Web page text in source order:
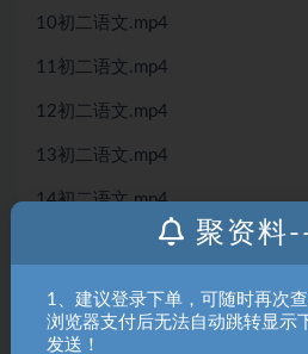
10初二语文.mp4
11初二语文.mp4
12初二语文.mp4
13初二语文.mp4
14初二语文.mp4
15初二语文.mp4
16初二语文.mp4
2021春季_初二语文_锦囊妙记9-
聚资料
1、建议登录下单，可随时再次
浏览器支付后无法自动跳转显示
发送！